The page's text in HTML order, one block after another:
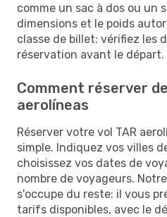
comme un sac à dos ou un
dimensions et le poids
classe de billet: vérifiez les
réservation avant le départ.
Comment réserver
aerolíneas
Réserver votre vol TAR
simple. Indiquez vos villes
choisissez vos dates de
nombre de voyageurs.
s'occupe du reste: il vous
tarifs disponibles, avec le